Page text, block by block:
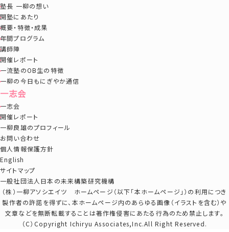
塾長 一柳の想い
開塾にあたり
概要・特徴・成果
年間プログラム
講師陣
開催レポート
一流塾のOB生の特徴
一柳の今日もにぎやか通信
一志会
一志会
開催レポート
一柳良雄のプロフィール
お問い合わせ
個人情報保護方針
English
サイトマップ
一般社団法人日本の未来構築研究機構
（株）一柳アソシエイツ ホームページ（以下「本ホームページ」）の利用につき
製作者の許諾を得ずに、本ホームページ内のあらゆる画像（イラストを含む）や
文章などを無断転載することは著作権侵害にあたる行為のため禁止します。
（C）Copyright Ichiryu Associates,Inc.All Right Reserved.